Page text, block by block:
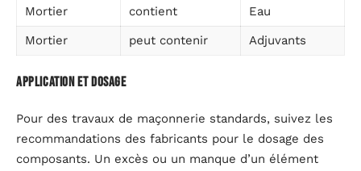
Mortier
contient
Eau
Mortier
peut contenir Adjuvants
Application et dosage
Pour des travaux de maçonnerie standards, suivez les
recommandations des fabricants pour le dosage des
composants. Un excès ou un manque d’un élément